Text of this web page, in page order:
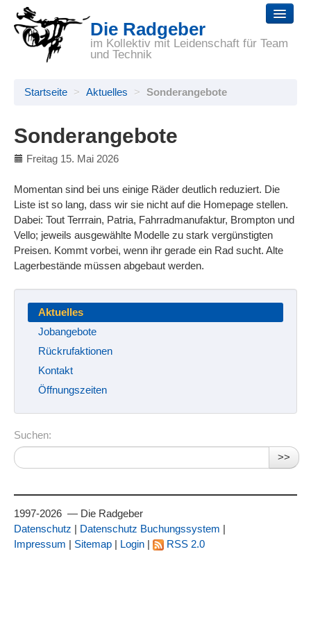
Die Radgeber
im Kollektiv mit Leidenschaft für Team
und Technik
Startseite
Räder
Wir
Links
Startseite > Aktuelles > Sonderangebote
Sonderangebote
Freitag 15. Mai 2026
Momentan sind bei uns einige Räder deutlich reduziert. Die
Liste ist so lang, dass wir sie nicht auf die Homepage stellen.
Dabei: Tout Terrrain, Patria, Fahrradmanufaktur, Brompton und
Vello; jeweils ausgewählte Modelle zu stark vergünstigten
Preisen. Kommt vorbei, wenn ihr gerade ein Rad sucht. Alte
Lagerbestände müssen abgebaut werden.
Aktuelles
Jobangebote
Rückrufaktionen
Kontakt
Öffnungszeiten
Suchen:
>>
1997-2026 — Die Radgeber
Datenschutz | Datenschutz Buchungssystem |
Impressum | Sitemap | Login | RSS 2.0